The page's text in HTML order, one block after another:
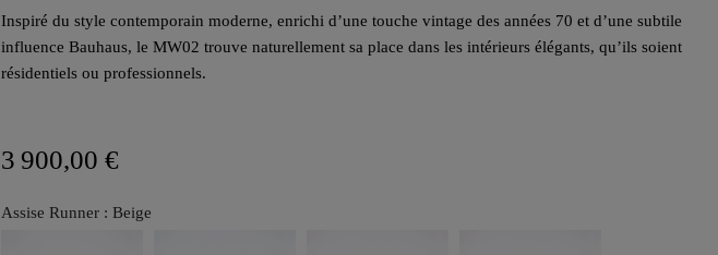
Inspiré du style contemporain moderne, enrichi d’une touche vintage des années 70 et d’une subtile
influence Bauhaus, le MW02 trouve naturellement sa place dans les intérieurs élégants, qu’ils soient
résidentiels ou professionnels.
3 900,00 €
Assise Runner : Beige